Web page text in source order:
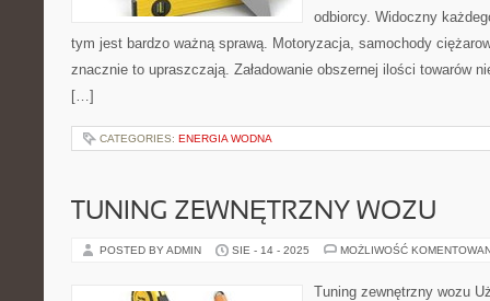
odbiorcy. Widoczny
tym jest bardzo ważną sprawą. Motoryzacja, samochody
znacznie to upraszczają. Załadowanie obszernej ilości towarów
[…]
CATEGORIES: ENERGIA WODNA
TUNING ZEWNĘTRZNY WOZU
POSTED BY ADMIN SIE - 14 - 2025 MOŻLIWOŚĆ
Tuning zewnętrzny wozu